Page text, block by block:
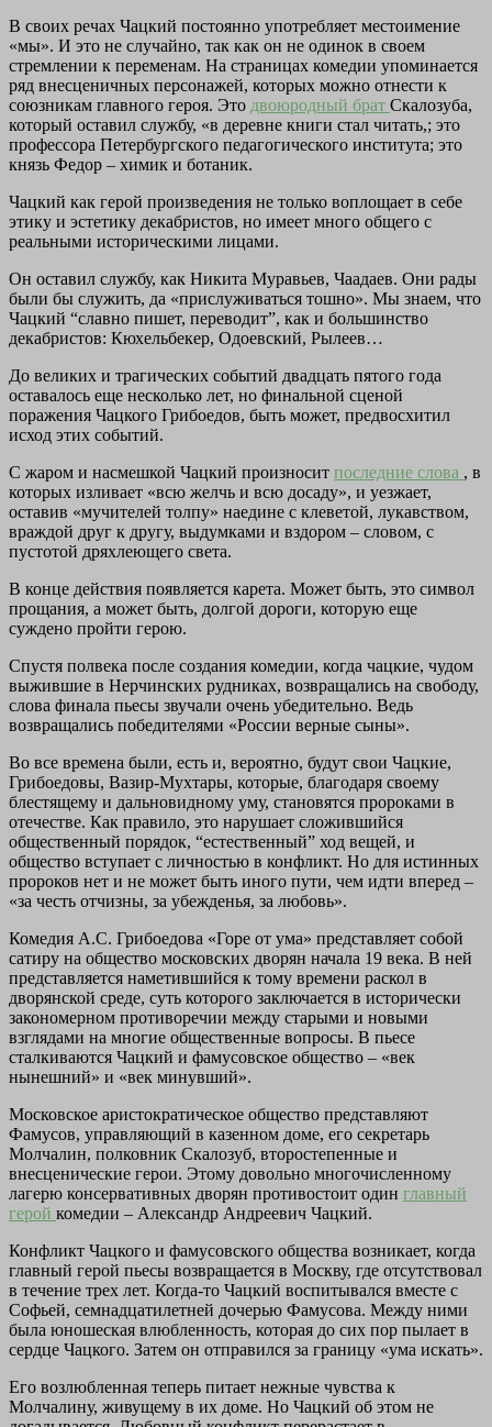
В своих речах Чацкий постоянно употребляет местоимение
«мы». И это не случайно, так как он не одинок в своем
стремлении к переменам. На страницах комедии упоминается
ряд внесценичных персонажей, которых можно отнести к
союзникам главного героя. Это двоюродный брат Скалозуба,
который оставил службу, «в деревне книги стал читать,; это
профессора Петербургского педагогического института; это
князь Федор – химик и ботаник.
Чацкий как герой произведения не только воплощает в себе
этику и эстетику декабристов, но имеет много общего с
реальными историческими лицами.
Он оставил службу, как Никита Муравьев, Чаадаев. Они рады
были бы служить, да «прислуживаться тошно». Мы знаем, что
Чацкий “славно пишет, переводит”, как и большинство
декабристов: Кюхельбекер, Одоевский, Рылеев…
До великих и трагических событий двадцать пятого года
оставалось еще несколько лет, но финальной сценой
поражения Чацкого Грибоедов, быть может, предвосхитил
исход этих событий.
С жаром и насмешкой Чацкий произносит последние слова , в
которых изливает «всю желчь и всю досаду», и уезжает,
оставив «мучителей толпу» наедине с клеветой, лукавством,
враждой друг к другу, выдумками и вздором – словом, с
пустотой дряхлеющего света.
В конце действия появляется карета. Может быть, это символ
прощания, а может быть, долгой дороги, которую еще
суждено пройти герою.
Спустя полвека после создания комедии, когда чацкие, чудом
выжившие в Нерчинских рудниках, возвращались на свободу,
слова финала пьесы звучали очень убедительно. Ведь
возвращались победителями «России верные сыны».
Во все времена были, есть и, вероятно, будут свои Чацкие,
Грибоедовы, Вазир-Мухтары, которые, благодаря своему
блестящему и дальновидному уму, становятся пророками в
отечестве. Как правило, это нарушает сложившийся
общественный порядок, “естественный” ход вещей, и
общество вступает с личностью в конфликт. Но для истинных
пророков нет и не может быть иного пути, чем идти вперед –
«за честь отчизны, за убежденья, за любовь».
Комедия А.С. Грибоедова «Горе от ума» представляет собой
сатиру на общество московских дворян начала 19 века. В ней
представляется наметившийся к тому времени раскол в
дворянской среде, суть которого заключается в исторически
закономерном противоречии между старыми и новыми
взглядами на многие общественные вопросы. В пьесе
сталкиваются Чацкий и фамусовское общество – «век
нынешний» и «век минувший».
Московское аристократическое общество представляют
Фамусов, управляющий в казенном доме, его секретарь
Молчалин, полковник Скалозуб, второстепенные и
внесценические герои. Этому довольно многочисленному
лагерю консервативных дворян противостоит один главный
герой комедии – Александр Андреевич Чацкий.
Конфликт Чацкого и фамусовского общества возникает, когда
главный герой пьесы возвращается в Москву, где отсутствовал
в течение трех лет. Когда-то Чацкий воспитывался вместе с
Софьей, семнадцатилетней дочерью Фамусова. Между ними
была юношеская влюбленность, которая до сих пор пылает в
сердце Чацкого. Затем он отправился за границу «ума искать».
Его возлюбленная теперь питает нежные чувства к
Молчалину, живущему в их доме. Но Чацкий об этом не